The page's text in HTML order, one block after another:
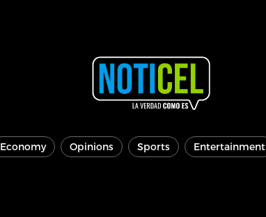
Economy Opinions Sports Entertainment